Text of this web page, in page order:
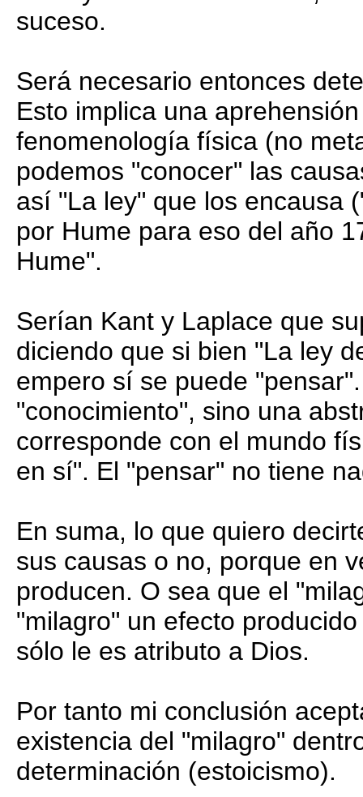
suceso.
Será necesario entonces
Esto implica una
fenomenología física (no
podemos "conocer" las
así "La ley" que los encausa
por Hume para eso del año
Hume".
Serían Kant y Laplace que
diciendo que si bien "La ley
empero sí se puede
"conocimiento", sino una
corresponde con el mundo
en sí". El "pensar" no tiene
En suma, lo que quiero
sus causas o no, porque en
producen. O sea que el
"milagro" un efecto
sólo le es atributo a Dios.
Por tanto mi conclusión
existencia del "milagro"
determinación (estoicismo).